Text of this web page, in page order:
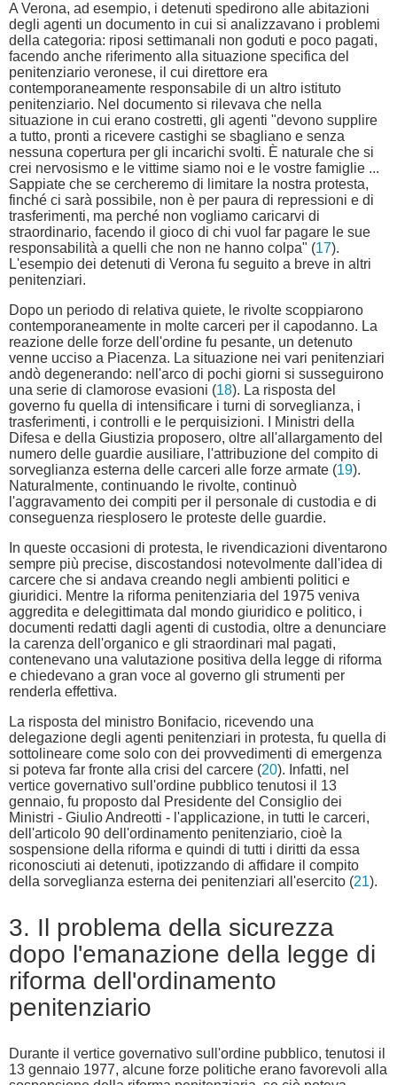
A Verona, ad esempio, i detenuti spedirono alle abitazioni
degli agenti un documento in cui si analizzavano i problemi
della categoria: riposi settimanali non goduti e poco pagati,
facendo anche riferimento alla situazione specifica del
penitenziario veronese, il cui direttore era
contemporaneamente responsabile di un altro istituto
penitenziario. Nel documento si rilevava che nella
situazione in cui erano costretti, gli agenti "devono supplire
a tutto, pronti a ricevere castighi se sbagliano e senza
nessuna copertura per gli incarichi svolti. È naturale che si
crei nervosismo e le vittime siamo noi e le vostre famiglie ...
Sappiate che se cercheremo di limitare la nostra protesta,
finché ci sarà possibile, non è per paura di repressioni e di
trasferimenti, ma perché non vogliamo caricarvi di
straordinario, facendo il gioco di chi vuol far pagare le sue
responsabilità a quelli che non ne hanno colpa" (17).
L'esempio dei detenuti di Verona fu seguito a breve in altri
penitenziari.
Dopo un periodo di relativa quiete, le rivolte scoppiarono
contemporaneamente in molte carceri per il capodanno. La
reazione delle forze dell'ordine fu pesante, un detenuto
venne ucciso a Piacenza. La situazione nei vari penitenziari
andò degenerando: nell'arco di pochi giorni si susseguirono
una serie di clamorose evasioni (18). La risposta del
governo fu quella di intensificare i turni di sorveglianza, i
trasferimenti, i controlli e le perquisizioni. I Ministri della
Difesa e della Giustizia proposero, oltre all'allargamento del
numero delle guardie ausiliare, l'attribuzione del compito di
sorveglianza esterna delle carceri alle forze armate (19).
Naturalmente, continuando le rivolte, continuò
l'aggravamento dei compiti per il personale di custodia e di
conseguenza riesplosero le proteste delle guardie.
In queste occasioni di protesta, le rivendicazioni diventarono
sempre più precise, discostandosi notevolmente dall'idea di
carcere che si andava creando negli ambienti politici e
giuridici. Mentre la riforma penitenziaria del 1975 veniva
aggredita e delegittimata dal mondo giuridico e politico, i
documenti redatti dagli agenti di custodia, oltre a denunciare
la carenza dell'organico e gli straordinari mal pagati,
contenevano una valutazione positiva della legge di riforma
e chiedevano a gran voce al governo gli strumenti per
renderla effettiva.
La risposta del ministro Bonifacio, ricevendo una
delegazione degli agenti penitenziari in protesta, fu quella di
sottolineare come solo con dei provvedimenti di emergenza
si poteva far fronte alla crisi del carcere (20). Infatti, nel
vertice governativo sull'ordine pubblico tenutosi il 13
gennaio, fu proposto dal Presidente del Consiglio dei
Ministri - Giulio Andreotti - l'applicazione, in tutti le carceri,
dell'articolo 90 dell'ordinamento penitenziario, cioè la
sospensione della riforma e quindi di tutti i diritti da essa
riconosciuti ai detenuti, ipotizzando di affidare il compito
della sorveglianza esterna dei penitenziari all'esercito (21).
3. Il problema della sicurezza
dopo l'emanazione della legge di
riforma dell'ordinamento
penitenziario
Durante il vertice governativo sull'ordine pubblico, tenutosi il
13 gennaio 1977, alcune forze politiche erano favorevoli alla